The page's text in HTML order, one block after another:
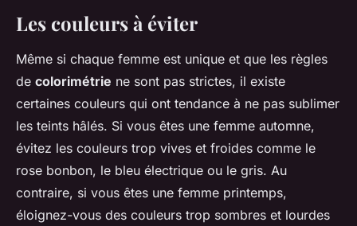
Les couleurs à éviter
Même si chaque femme est unique et que les règles
de colorimétrie ne sont pas strictes, il existe
certaines couleurs qui ont tendance à ne pas sublimer
les teints hâlés. Si vous êtes une femme automne,
évitez les couleurs trop vives et froides comme le
rose bonbon, le bleu électrique ou le gris. Au
contraire, si vous êtes une femme printemps,
éloignez-vous des couleurs trop sombres et lourdes